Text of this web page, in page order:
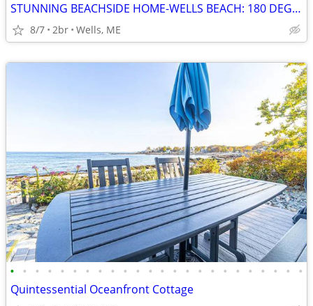
STUNNING BEACHSIDE HOME-WELLS BEACH: 180 DEGREE OCEAN VIEWS: 8-15 to 8
8/7 2br Wells, ME
• • • • • • • • • • • • • • • • • • • • • • • •
Quintessential Oceanfront Cottage